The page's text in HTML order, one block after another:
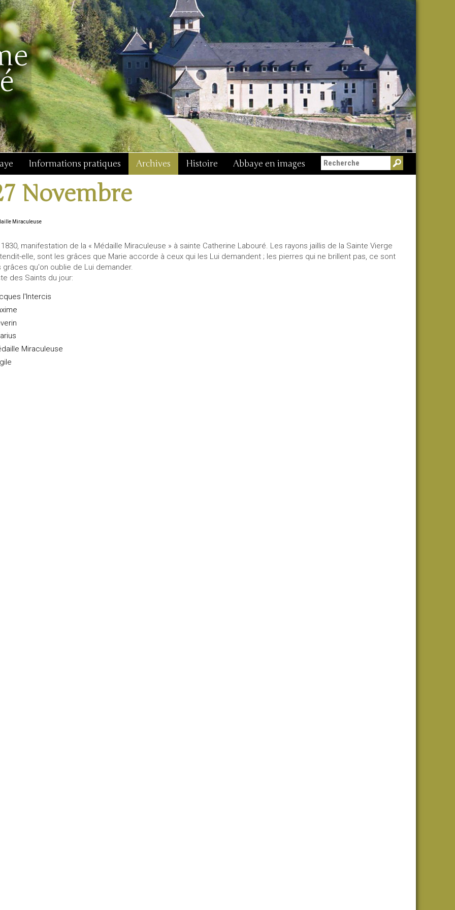
Informations pratiques Archives Histoire Abbaye en images
Novembre
Miraculeuse
1830, manifestation de la « Médaille Miraculeuse » à sainte Catherine Labouré. Les rayons jaillis de la Sainte Vierge
elle, sont les grâces que Marie accorde à ceux qui les Lui demandent ; les pierres qui ne brillent pas, ce sont
grâces qu'on oublie de Lui demander.
des Saints du jour:
l'Intercis
Miraculeuse